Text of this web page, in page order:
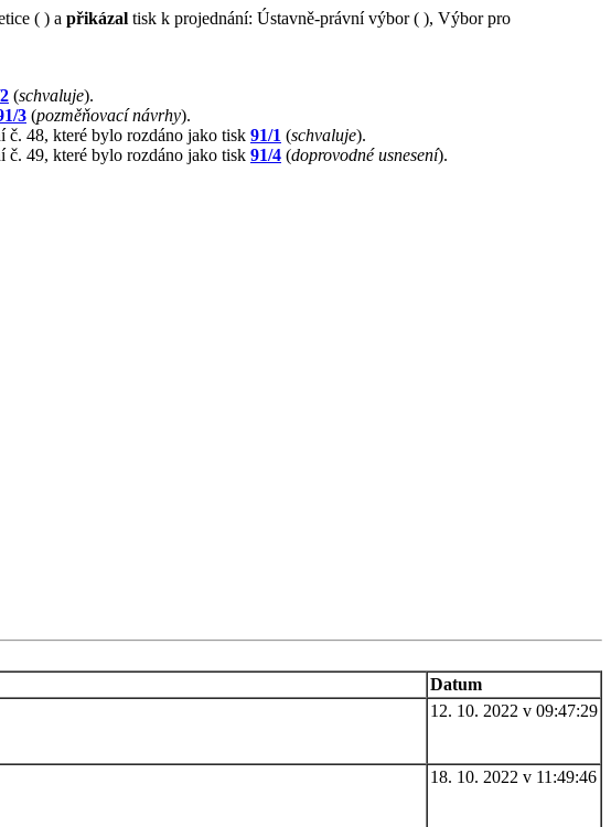
( ) a přikázal tisk k projednání: Ústavně-právní výbor ( ), Výbor pro
(schvaluje).
3 (pozměňovací návrhy).
č. 48, které bylo rozdáno jako tisk 91/1 (schvaluje).
č. 49, které bylo rozdáno jako tisk 91/4 (doprovodné usnesení).
Datum
12. 10. 2022 v 09:47:29
18. 10. 2022 v 11:49:46